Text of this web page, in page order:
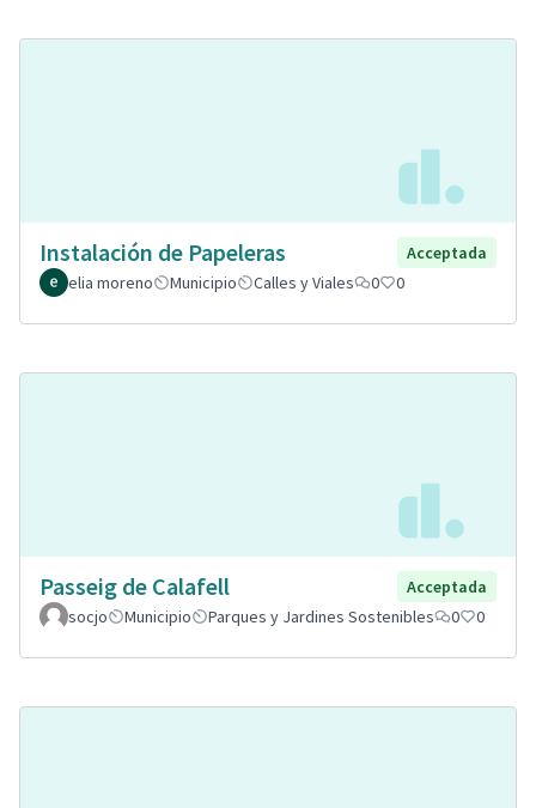
Instalación de Papeleras
Acceptada
elia moreno
Municipio Calles y Viales 0 0
Passeig de Calafell
Acceptada
socjo
Municipio Parques y Jardines Sostenibles 0 0